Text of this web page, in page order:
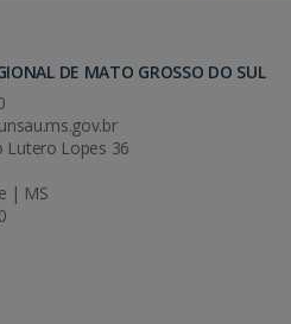
DE MATO GROSSO DO SUL
Lutero Lopes 36
| MS